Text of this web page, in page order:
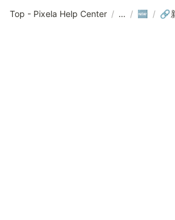
Top - Pixela Help Center / / 🆕 / 🔗